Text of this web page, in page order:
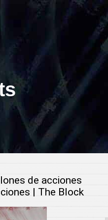
de acciones
| The Block